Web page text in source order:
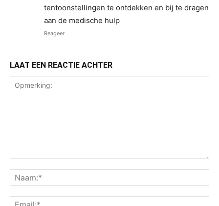
tentoonstellingen te ontdekken en bij te dragen
aan de medische hulp
Reageer
LAAT EEN REACTIE ACHTER